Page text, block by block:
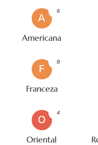
A
Americana
6
F
Franceza
8
O
Oriental
4